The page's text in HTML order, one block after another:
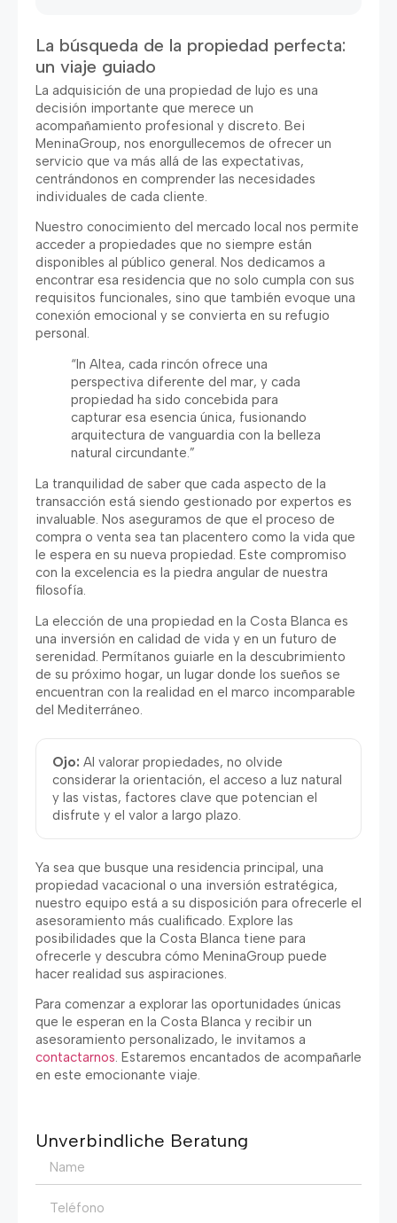
La búsqueda de la propiedad perfecta:
un viaje guiado
La adquisición de una propiedad de lujo es una
decisión importante que merece un
acompañamiento profesional y discreto. Bei
MeninaGroup, nos enorgullecemos de ofrecer un
servicio que va más allá de las expectativas,
centrándonos en comprender las necesidades
individuales de cada cliente.
Nuestro conocimiento del mercado local nos permite
acceder a propiedades que no siempre están
disponibles al público general. Nos dedicamos a
encontrar esa residencia que no solo cumpla con sus
requisitos funcionales, sino que también evoque una
conexión emocional y se convierta en su refugio
personal.
“In Altea, cada rincón ofrece una
perspectiva diferente del mar, y cada
propiedad ha sido concebida para
capturar esa esencia única, fusionando
arquitectura de vanguardia con la belleza
natural circundante.”
La tranquilidad de saber que cada aspecto de la
transacción está siendo gestionado por expertos es
invaluable. Nos aseguramos de que el proceso de
compra o venta sea tan placentero como la vida que
le espera en su nueva propiedad. Este compromiso
con la excelencia es la piedra angular de nuestra
filosofía.
La elección de una propiedad en la Costa Blanca es
una inversión en calidad de vida y en un futuro de
serenidad Permítanos guiarle en la descubrimiento
de su próximo hogar, un lugar donde los sueños se
encuentran con la realidad en el marco incomparable
del Mediterráneo
Ojo: Al valorar propiedades, no olvide
considerar la orientación, el acceso a luz natural
y las vistas, factores clave que potencian el
disfrute y el valor a largo plazo
Ya sea que busque una residencia principal, una
propiedad vacacional o una inversión estratégica,
nuestro equipo está a su disposición para ofrecerle el
asesoramiento más cualificado Explore las
posibilidades que la Costa Blanca tiene para
ofrecerle y descubra cómo MeninaGroup puede
hacer realidad sus aspiraciones
Para comenzar a explorar las oportunidades únicas
que le esperan en la Costa Blanca y recibir un
asesoramiento personalizado, le invitamos a
contactarnos. Estaremos encantados de acompañarle
en este emocionante viaje.
Unverbindliche Beratung